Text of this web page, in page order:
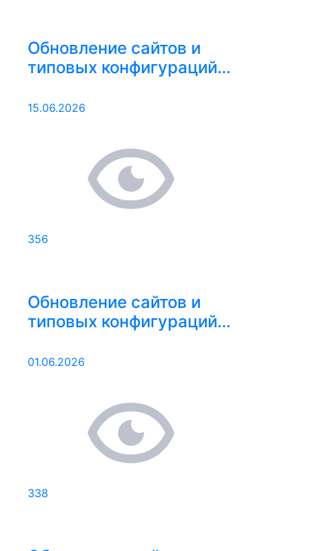
Обновление сайтов и
типовых конфигураций
15.06.2026
356
Обновление сайтов и
типовых конфигураций
01.06.2026
338